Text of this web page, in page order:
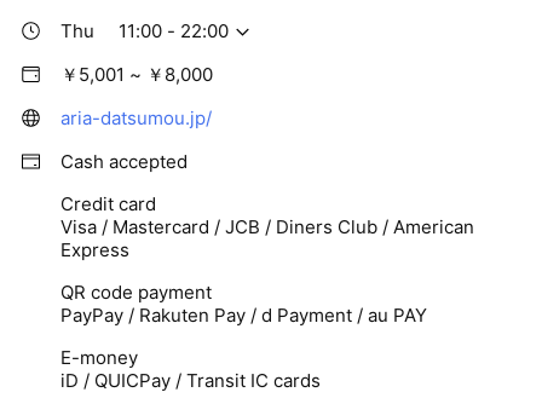
Thu
11:00 - 22:00
￥5,001 ~ ￥8,000
aria-datsumou.jp/
Cash accepted
Credit card
Visa / Mastercard / JCB / Diners Club / American
Express
QR code payment
PayPay / Rakuten Pay / d Payment / au PAY
E-money
iD / QUICPay / Transit IC cards